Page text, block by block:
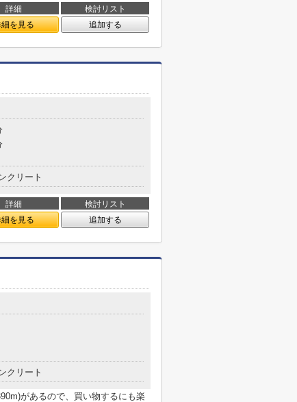
詳細
検討リスト
を見る 追加する
クリート
詳細
検討リスト
を見る 追加する
クリート
があるので、買い物するにも楽